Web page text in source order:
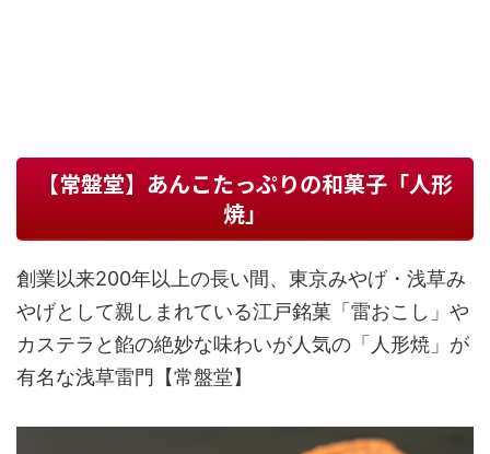
【常盤堂】あんこたっぷりの和菓子「人形
焼」
創業以来200年以上の長い間、東京みやげ・浅草み
やげとして親しまれている江戸銘菓「雷おこし」や
カステラと餡の絶妙な味わいが人気の「人形焼」が
有名な浅草雷門【常盤堂】